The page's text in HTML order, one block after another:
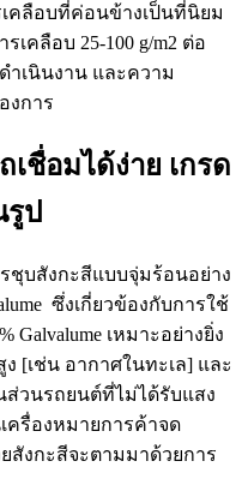
คลือบที่ค่อนข้างเป็นที่นิยม
เคลือบ 25-100 g/m2 ต่อ
เนินงาน และความ
งการ
ชื่อมได้ง่าย เกรด
ป
ชุบสังกะสีแบบจุ่มร้อนอย่าง
ซึ่งเกี่ยวข้องกับการใช้
Galvalume เหมาะอย่างยิ่ง
[เช่น อากาศในทะเล] และ
ส่วนรถยนต์ที่ไม่ได้รับแสง
เครื่องหมายการค้าจด
สังกะสีจะตามมาด้วยการ